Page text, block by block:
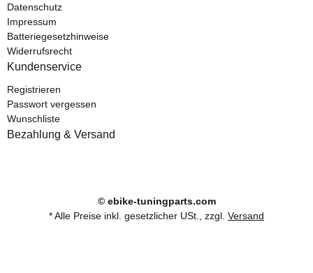
Datenschutz
Impressum
Batteriegesetzhinweise
Widerrufsrecht
Kundenservice
Registrieren
Passwort vergessen
Wunschliste
Bezahlung & Versand
© ebike-tuningparts.com
* Alle Preise inkl. gesetzlicher USt., zzgl. Versand